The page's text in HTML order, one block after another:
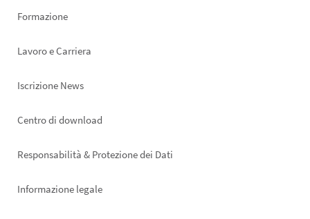
Formazione
Lavoro e Carriera
Iscrizione News
Footer
Centro di download
Responsabilità & Protezione dei Dati
Informazione legale